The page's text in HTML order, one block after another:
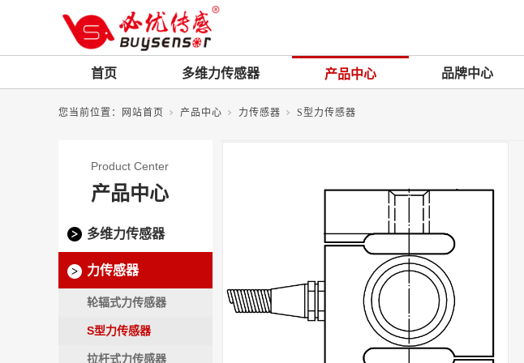
首页 多维力传感器 产品中心 品牌中心
您当前位置： 网站首页 产品中心 力传感器 S型力传感器
Product Center
产品中心
多维力传感器
力传感器
轮辐式力传感器
S型力传感器
拉杆式力传感器